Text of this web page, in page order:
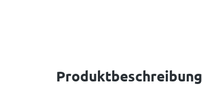
Produktbeschreibung